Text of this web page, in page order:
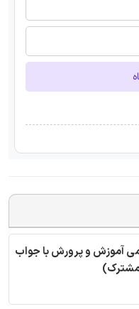
آموزش و پرورش با جواب